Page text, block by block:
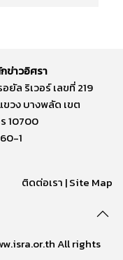
ข่าวอิศรา
ยัล ริเวอร์ เลขที่ 219
วง บางพลัด เขต
10700
1
ติดต่อเรา |Site Map
All rights